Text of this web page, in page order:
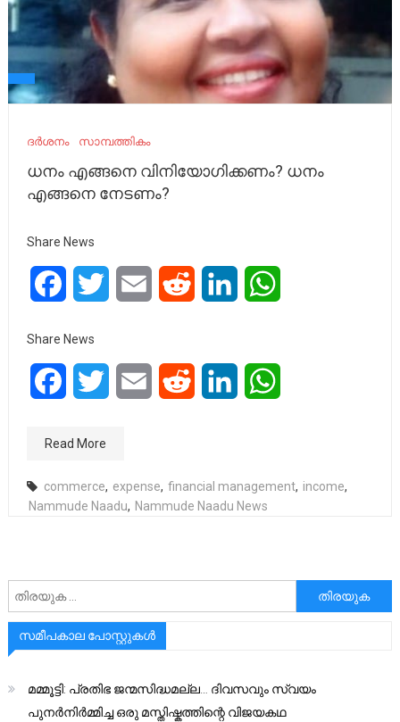
ദർശനം സാമ്പത്തികം
ധനം എങ്ങനെ വിനിയോഗിക്കണം? ധനം
എങ്ങനെ നേടണം?
Share News
FacebookTwitter Email Reddit LinkedIn
Share News
FacebookTwitter Email Reddit LinkedIn
Read More
commerce, expense, financial management, income,
Nammude Naadu, Nammude Naadu News
അനേഷിക്കുക
സമീപകാല പോസ്റ്റുകൾ
മമ്മൂട്ടി: പ്രതിഭ ജന്മസിദ്ധമല്ല… ദിവസവും സ്വയം
പുനർനിർമ്മിച്ച ഒരു മസ്തിഷ്കത്തിന്റെ വിജയകഥ